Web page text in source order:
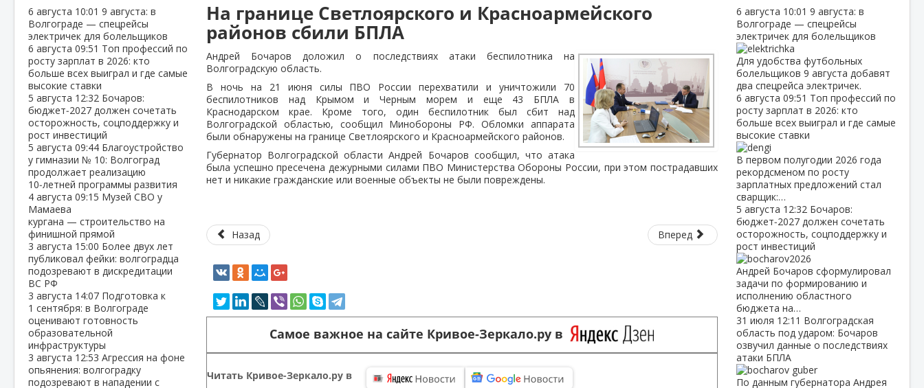
6 августа 10:01 9 августа: в
Волгограде — спецрейсы
электричек для болельщиков
6 августа 09:51 Топ профессий по
росту зарплат в 2026: кто
больше всех выиграл и где самые
высокие ставки
5 августа 12:32 Бочаров:
бюджет‑2027 должен сочетать
осторожность, соцподдержку и
рост инвестиций
5 августа 09:44 Благоустройство
у гимназии № 10: Волгоград
продолжает реализацию
10‑летней программы развития
4 августа 09:15 Музей СВО у
Мамаева
кургана — строительство на
финишной прямой
3 августа 15:00 Более двух лет
публиковал фейки: волгоградца
подозревают в дискредитации
ВС РФ
3 августа 14:07 Подготовка к
1 сентября: в Волгограде
оценивают готовность
образовательной
инфраструктуры
3 августа 12:53 Агрессия на фоне
опьянения: волгоградку
подозревают в нападении с
На границе Светлоярского и Красноармейского
районов сбили БПЛА
Андрей Бочаров доложил о последствиях атаки беспилотника на
Волгоградскую область.
В ночь на 21 июня силы ПВО России перехватили и уничтожили 70
беспилотников над Крымом и Черным морем и еще 43 БПЛА в
Краснодарском крае. Кроме того, один беспилотник был сбит над
Волгоградской областью, сообщил Минобороны РФ. Обломки аппарата
были обнаружены на границе Светлоярского и Красноармейского районов.
Губернатор Волгоградской области Андрей Бочаров сообщил, что атака
была успешно пресечена дежурными силами ПВО Министерства Обороны России, при этом пострадавших
нет и никакие гражданские или военные объекты не были повреждены.
Назад Вперед
Самое важное на сайте Кривое-Зеркало.ру в
Читать Кривое-Зеркало.ру в
6 августа 10:01 9 августа: в
Волгограде — спецрейсы
электричек для болельщиков
Для удобства футбольных
болельщиков 9 августа добавят
два спецрейса электричек.
6 августа 09:51 Топ профессий по
росту зарплат в 2026: кто
больше всех выиграл и где самые
высокие ставки
В первом полугодии 2026 года
рекордсменом по росту
зарплатных предложений стал
сварщик:…
5 августа 12:32 Бочаров:
бюджет‑2027 должен сочетать
осторожность, соцподдержку и
рост инвестиций
Андрей Бочаров сформулировал
задачи по формированию и
исполнению областного
бюджета на…
31 июля 12:11 Волгоградская
область под ударом: Бочаров
озвучил данные о последствиях
атаки БПЛА
По данным губернатора Андрея